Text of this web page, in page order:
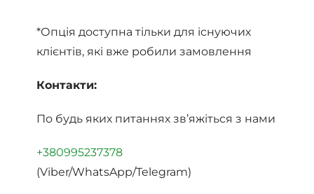
*Опція доступна тільки для існуючих
клієнтів, які вже робили замовлення
Контакти:
По будь яких питаннях зв’яжіться з нами
+380995237378
(Viber/WhatsApp/Telegram)